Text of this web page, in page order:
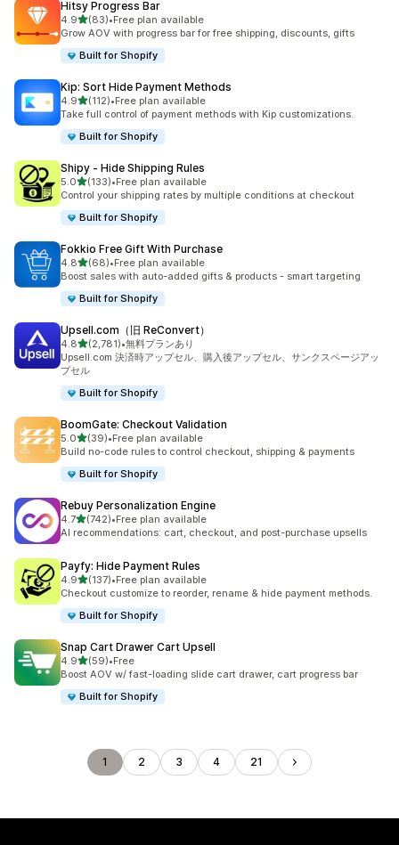
Hitsy Progress Bar
4.95つ星中
(83)
合計レビュー数：83件
•Free plan available
Grow AOV with progress bar for free shipping, discounts, gifts
Built for Shopify
Kip: Sort Hide Payment Methods
4.95つ星中
(112)
合計レビュー数：112件
•Free plan available
Take full control of payment methods with Kip customizations.
Built for Shopify
Shipy ‑ Hide Shipping Rules
5.05つ星中
(133)
合計レビュー数：133件
•Free plan available
Control your shipping rates by multiple conditions at checkout
Built for Shopify
Fokkio Free Gift With Purchase
4.85つ星中
(68)
合計レビュー数：68件
•Free plan available
Boost sales with auto-added gifts & products - smart targeting
Built for Shopify
Upsell.com（旧 ReConvert）
4.85つ星中
(2,781)
合計レビュー数：2781件
•無料プランあり
Upsell.com 決済時アップセル、購入後アップセル、サンクスページアッ
プセル
Built for Shopify
BoomGate: Checkout Validation
5.05つ星中
(39)
合計レビュー数：39件
•Free plan available
Build no-code rules to control checkout, shipping & payments
Built for Shopify
Rebuy Personalization Engine
4.75つ星中
(742)
合計レビュー数：742件
•Free plan available
AI recommendations: cart, checkout, and post-purchase upsells
Payfy: Hide Payment Rules
4.95つ星中
(137)
合計レビュー数：137件
•Free plan available
Checkout customize to reorder, rename & hide payment methods.
Built for Shopify
Snap Cart Drawer Cart Upsell
4.95つ星中
(59)
合計レビュー数：59件
•Free
Boost AOV w/ fast-loading slide cart drawer, cart progress bar
Built for Shopify
1 2 3 4 21